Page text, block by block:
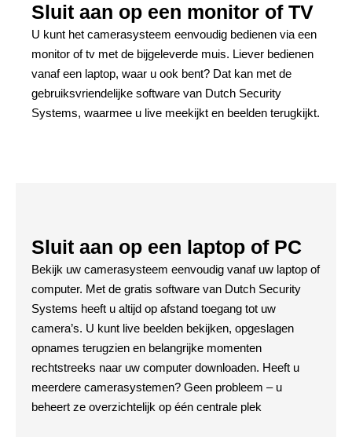
Sluit aan op een monitor of TV
U kunt het camerasysteem eenvoudig bedienen via een
monitor of tv met de bijgeleverde muis. Liever bedienen
vanaf een laptop, waar u ook bent? Dat kan met de
gebruiksvriendelijke software van Dutch Security
Systems, waarmee u live meekijkt en beelden terugkijkt.
Sluit aan op een laptop of PC
Bekijk uw camerasysteem eenvoudig vanaf uw laptop of
computer. Met de gratis software van Dutch Security
Systems heeft u altijd op afstand toegang tot uw
camera’s. U kunt live beelden bekijken, opgeslagen
opnames terugzien en belangrijke momenten
rechtstreeks naar uw computer downloaden. Heeft u
meerdere camerasystemen? Geen probleem – u
beheert ze overzichtelijk op één centrale plek